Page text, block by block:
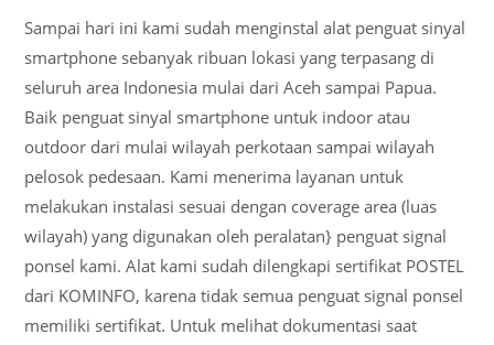
Sampai hari ini kami sudah menginstal alat penguat sinyal
smartphone sebanyak ribuan lokasi yang terpasang di
seluruh area Indonesia mulai dari Aceh sampai Papua.
Baik penguat sinyal smartphone untuk indoor atau
outdoor dari mulai wilayah perkotaan sampai wilayah
pelosok pedesaan. Kami menerima layanan untuk
melakukan instalasi sesuai dengan coverage area (luas
wilayah) yang digunakan oleh peralatan} penguat signal
ponsel kami. Alat kami sudah dilengkapi sertifikat POSTEL
dari KOMINFO, karena tidak semua penguat signal ponsel
memiliki sertifikat. Untuk melihat dokumentasi saat